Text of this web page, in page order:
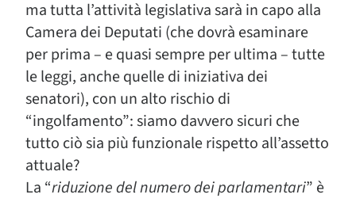
ma tutta l’attività legislativa sarà in capo alla
Camera dei Deputati (che dovrà esaminare
per prima – e quasi sempre per ultima – tutte
le leggi, anche quelle di iniziativa dei
senatori), con un alto rischio di
“ingolfamento”: siamo davvero sicuri che
tutto ciò sia più funzionale rispetto all’assetto
attuale?
La “riduzione del numero dei parlamentari” è